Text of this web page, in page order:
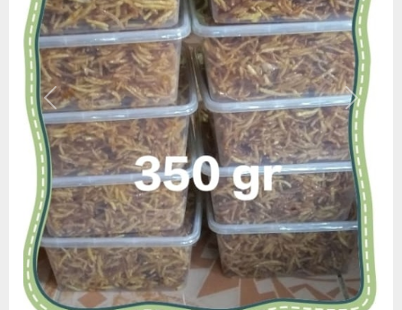
Previous Next